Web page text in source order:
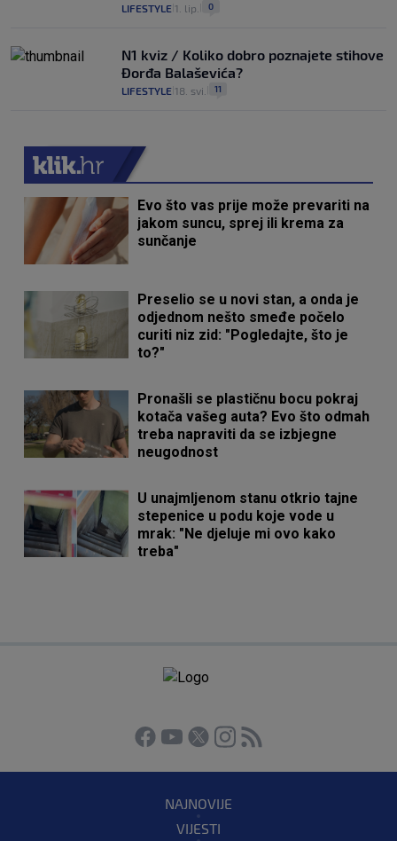
LIFESTYLE 1. lip. 0
N1 kviz / Koliko dobro poznajete stihove
Đorđa Balaševića?
LIFESTYLE 18. svi. 11
Evo što vas prije može prevariti na
jakom suncu, sprej ili krema za
sunčanje
Preselio se u novi stan, a onda je
odjednom nešto smeđe počelo
curiti niz zid: "Pogledajte, što je
to?"
Pronašli se plastičnu bocu pokraj
kotača vašeg auta? Evo što odmah
treba napraviti da se izbjegne
neugodnost
U unajmljenom stanu otkrio tajne
stepenice u podu koje vode u
mrak: "Ne djeluje mi ovo kako
treba"
NAJNOVIJE
VIJESTI